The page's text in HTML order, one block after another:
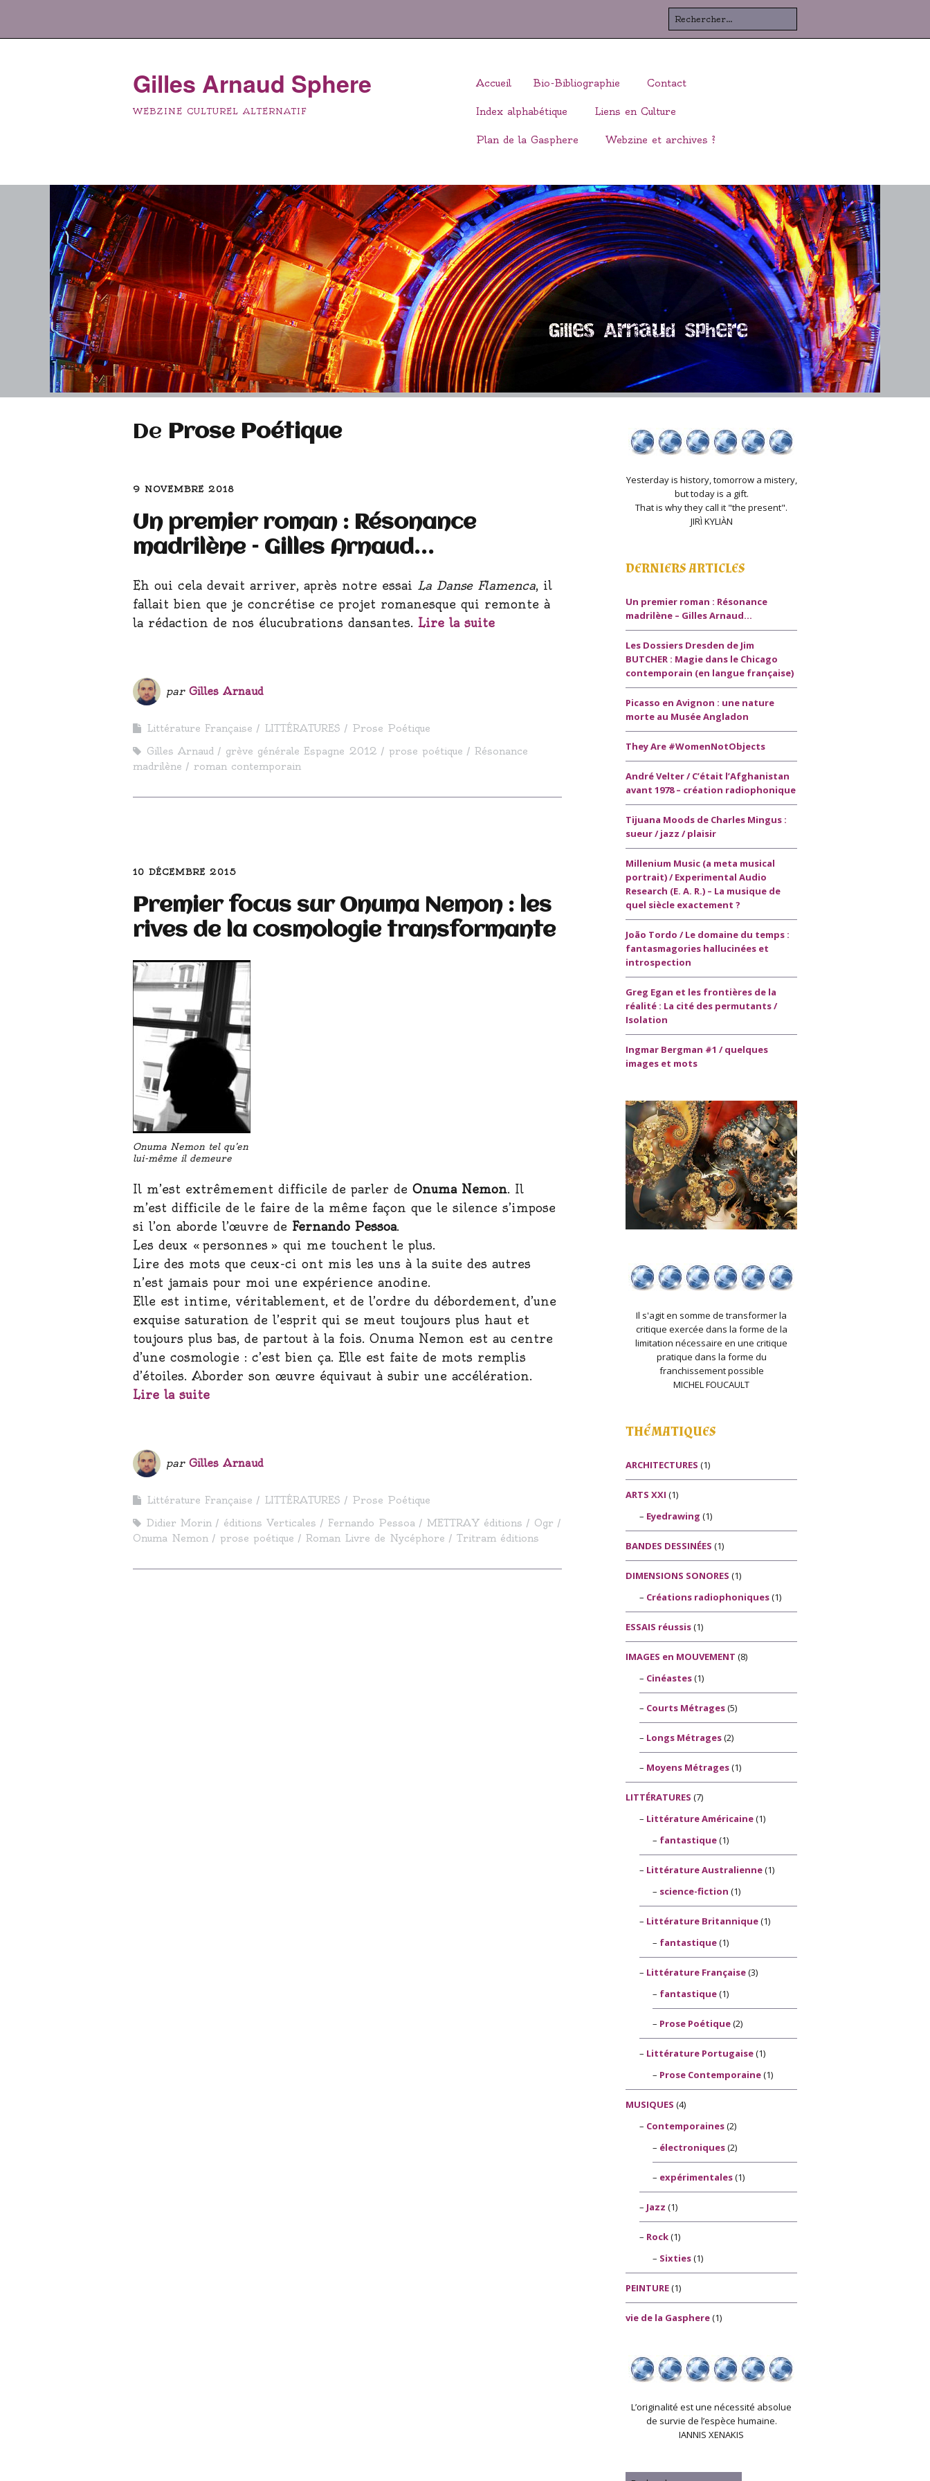
Rechercher
Gilles Arnaud Sphere
WEBZINE CULTUREL ALTERNATIF
Aller
contenu
principal
Accueil Bio-Bibliographie Contact
Index alphabétique Liens en Culture
Plan de la Gasphere Webzine et archives ?
De Prose Poétique
9 NOVEMBRE 2018
Un premier roman : Résonance
madrilène – Gilles Arnaud…
Eh oui cela devait arriver, après notre essai La Danse Flamenca, il
fallait bien que je concrétise ce projet romanesque qui remonte à
la rédaction de nos élucubrations dansantes. Lire la suite
par Gilles Arnaud
Littérature Française LITTÉRATURES
Prose Poétique
Gilles Arnaud
grève générale Espagne 2012 prose poétique
Résonance
madrilène
roman contemporain
10 DÉCEMBRE 2015
Premier focus sur Onuma Nemon : les
rives de la cosmologie transformante
Onuma Nemon tel qu’en
lui-même il demeure
Il m’est extrêmement difficile de parler de Onuma Nemon. Il
m’est difficile de le faire de la même façon que le silence s’impose
si l’on aborde l’œuvre de Fernando Pessoa.
Les deux « personnes » qui me touchent le plus.
Lire des mots que ceux-ci ont mis les uns à la suite des autres
n’est jamais pour moi une expérience anodine.
Elle est intime, véritablement, et de l’ordre du débordement, d’une
exquise saturation de l’esprit qui se meut toujours plus haut et
toujours plus bas, de partout à la fois. Onuma Nemon est au centre
d’une cosmologie : c’est bien ça. Elle est faite de mots remplis
d’étoiles. Aborder son œuvre équivaut à subir une accélération.
Lire la suite
par Gilles Arnaud
Littérature Française LITTÉRATURES
Prose Poétique
Didier Morin
éditions Verticales Fernando Pessoa METTRAY éditions
Ogr
Onuma Nemon
prose poétique Roman Livre de Nycéphore Tritram éditions
Yesterday is history, tomorrow a mistery,
but today is a gift.
That is why they call it "the present".
JIRÌ KYLIÀN
DERNIERS ARTICLES
Un premier roman : Résonance
madrilène – Gilles Arnaud…
Les Dossiers Dresden de Jim
BUTCHER : Magie dans le Chicago
contemporain (en langue française)
Picasso en Avignon : une nature
morte au Musée Angladon
They Are #WomenNotObjects
André Velter / C’était l’Afghanistan
avant 1978 – création radiophonique
Tijuana Moods de Charles Mingus :
sueur / jazz / plaisir
Millenium Music (a meta musical
portrait) / Experimental Audio
Research (E. A. R.) – La musique de
quel siècle exactement ?
João Tordo / Le domaine du temps :
fantasmagories hallucinées et
introspection
Greg Egan et les frontières de la
réalité : La cité des permutants /
Isolation
Ingmar Bergman #1 / quelques
images et mots
Il s'agit en somme de transformer la
critique exercée dans la forme de la
limitation nécessaire en une critique
pratique dans la forme du
franchissement possible
MICHEL FOUCAULT
THÉMATIQUES
ARCHITECTURES (1)
ARTS XXI (1)
Eyedrawing (1)
BANDES DESSINÉES (1)
DIMENSIONS SONORES (1)
Créations radiophoniques(1)
ESSAIS réussis(1)
IMAGES en MOUVEMENT (8)
Cinéastes(1)
Courts Métrages(5)
Longs Métrages(2)
Moyens Métrages(1)
LITTÉRATURES (7)
Littérature Américaine(1)
fantastique(1)
Littérature Australienne(1)
science-fiction (1)
Littérature Britannique(1)
fantastique(1)
Littérature Française(3)
fantastique(1)
Prose Poétique(2)
Littérature Portugaise(1)
Prose Contemporaine(1)
MUSIQUES (4)
Contemporaines(2)
électroniques(2)
expérimentales(1)
Jazz (1)
Rock(1)
Sixties(1)
PEINTURE(1)
vie de la Gasphere(1)
L’originalité est une nécessité absolue
de survie de l’espèce humaine.
IANNIS XENAKIS
Rechercher